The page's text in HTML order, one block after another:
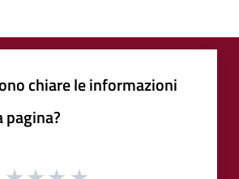
chiare le informazioni
pagina?